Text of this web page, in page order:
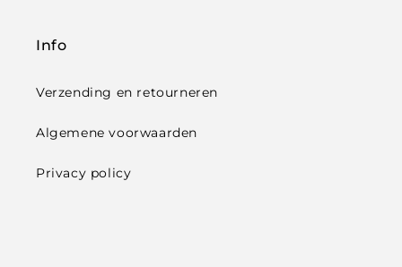
Info
Verzending en retourneren
Algemene voorwaarden
Privacy policy